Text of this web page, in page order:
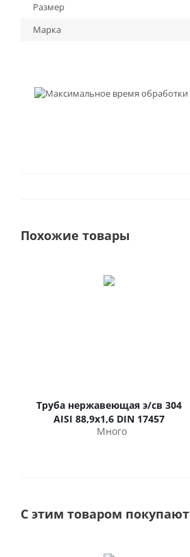
Размер
Марка
Похожие товары
Труба нержавеющая э/св 304
AISI 88,9х1,6 DIN 17457
Много
С этим товаром покупают